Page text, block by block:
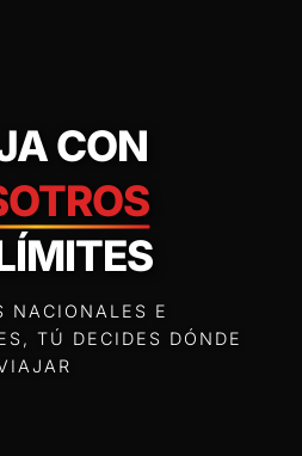
CON
NACIONALES E
TÚ DECIDES DÓNDE